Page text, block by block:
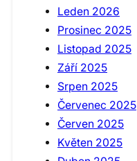
Leden 2026
Prosinec 2025
Listopad 2025
Září 2025
Srpen 2025
Červenec 2025
Červen 2025
Květen 2025